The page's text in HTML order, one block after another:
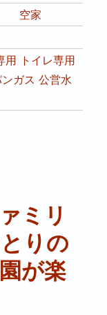
空家
用 トイレ専用
ガス 公営水
ミリ
りの
が楽